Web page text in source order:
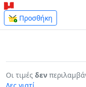
Προσθήκη
Οι τιμές δεν